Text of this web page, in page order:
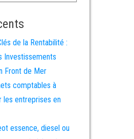
de la Rentabilité :
Investissements
Front de Mer
comptables à
les entreprises en
essence, diesel ou